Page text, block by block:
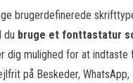
brugerdefinerede
du bruge et fonttastatur
dig mulighed for at
på Beskeder,